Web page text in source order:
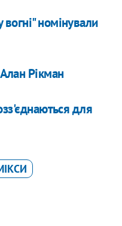
номінували
Рікман
для